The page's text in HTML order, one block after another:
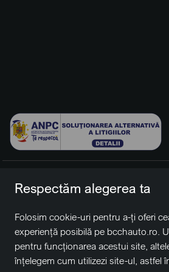
rezervate.
BCCH Auto Switzerland este o marcă
Group Switzerland AG
Sediu social: David Business Center,
Respectăm alegerea ta
Folosim cookie-uri pentru a-ți oferi
experiență posibilă pe bcchauto.ro.
pentru funcționarea acestui site,
înțelegem cum utilizezi site-ul, astfel